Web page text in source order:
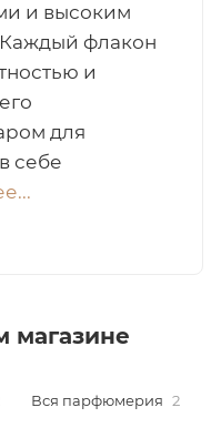
и высоким
флакон
и
для
себе
магазине
Вся парфюмерия 2